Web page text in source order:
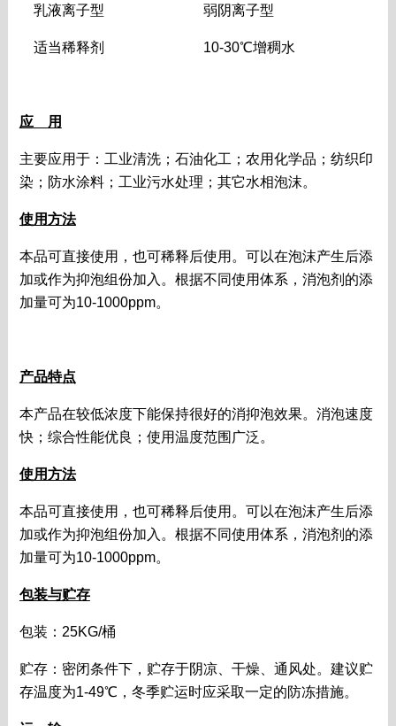
乳液离子型 弱阴离子型
适当稀释剂 10-30℃增稠水
应 用
主要应用于：工业清洗；石油化工；农用化学品；纺织印
染；防水涂料；工业污水处理；其它水相泡沫。
使用方法
本品可直接使用，也可稀释后使用。可以在泡沫产生后添
加或作为抑泡组份加入。根据不同使用体系，消泡剂的添
加量可为10-1000ppm。
产品特点
本产品在较低浓度下能保持很好的消抑泡效果。消泡速度
快；综合性能优良；使用温度范围广泛。
使用方法
本品可直接使用，也可稀释后使用。可以在泡沫产生后添
加或作为抑泡组份加入。根据不同使用体系，消泡剂的添
加量可为10-1000ppm。
包装与贮存
包装： 25KG/桶
贮存：密闭条件下，贮存于阴凉、干燥、通风处。建议贮
存温度为1-49℃，冬季贮运时应采取一定的防冻措施。